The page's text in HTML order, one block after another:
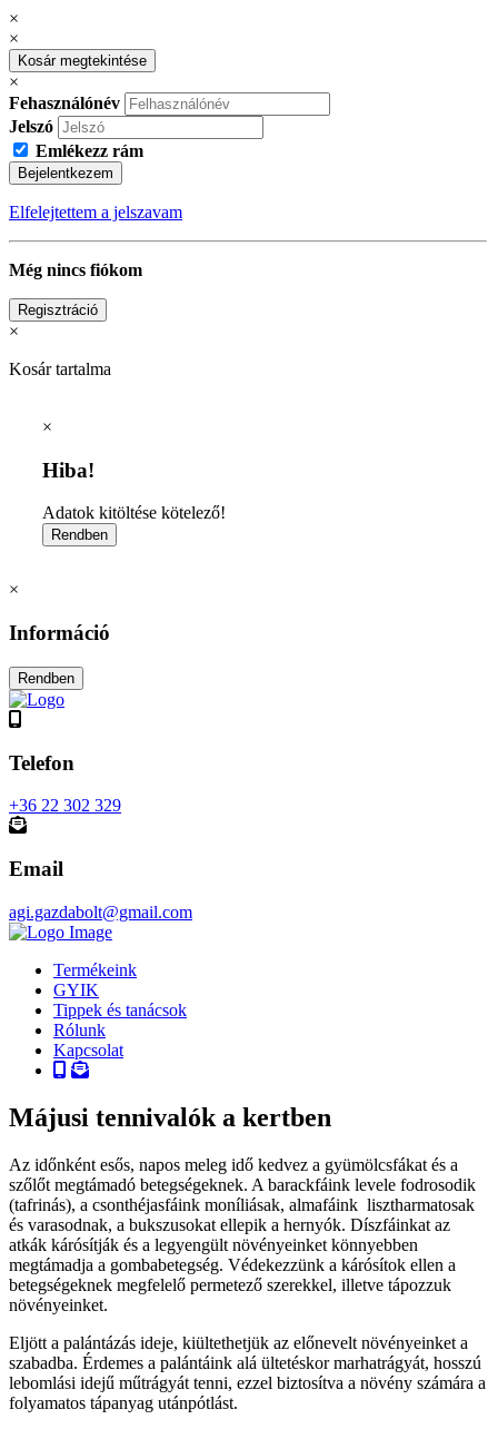
×
×
Kosár megtekintése
×
Fehasználónév
Jelszó
Emlékezz rám
Bejelentkezem
Elfelejtettem a jelszavam
Még nincs fiókom
Regisztráció
×
Kosár tartalma
×
Hiba!
Adatok kitöltése kötelező!
×
Információ
Telefon
+36 22 302 329
Email
agi.gazdabolt@gmail.com
Termékeink
GYIK
Tippek és tanácsok
Rólunk
Kapcsolat
Májusi tennivalók a kertben
Az időnként esős, napos meleg idő kedvez a gyümölcsfákat és a
szőlőt megtámadó betegségeknek. A barackfáink levele fodrosodik
(tafrinás), a csonthéjasfáink moníliásak, almafáink lisztharmatosak
és varasodnak, a bukszusokat ellepik a hernyók. Díszfáinkat az
atkák kárósítják és a legyengült növényeinket könnyebben
megtámadja a gombabetegség. Védekezzünk a kárósítok ellen a
betegségeknek megfelelő permetező szerekkel, illetve tápozzuk
növényeinket.
Eljött a palántázás ideje, kiültethetjük az előnevelt növényeinket a
szabadba. Érdemes a palántáink alá ültetéskor marhatrágyát, hosszú
lebomlási idejű műtrágyát tenni, ezzel biztosítva a növény számára a
folyamatos tápanyag utánpótlást.